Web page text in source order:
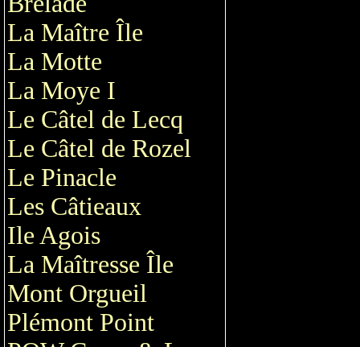
La Maître Île
La Motte
La Moye I
Le Câtel de Lecq
Le Câtel de Rozel
Le Pinacle
Les Câtieaux
Ile Agois
La Maîtresse Île
Mont Orgueil
Plémont Point